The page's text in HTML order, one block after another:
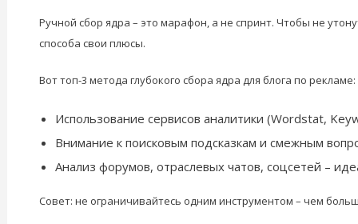
Ручной сбор ядра – это марафон, а не спринт. Чтобы не
способа свои плюсы.
Вот топ-3 метода глубокого сбора ядра для блога по рекламе:
Использование сервисов аналитики (Wordstat,
Внимание к поисковым подсказкам и смежным
Анализ форумов, отраслевых чатов, соцсетей –
Совет: не ограничивайтесь одним инструментом – чем